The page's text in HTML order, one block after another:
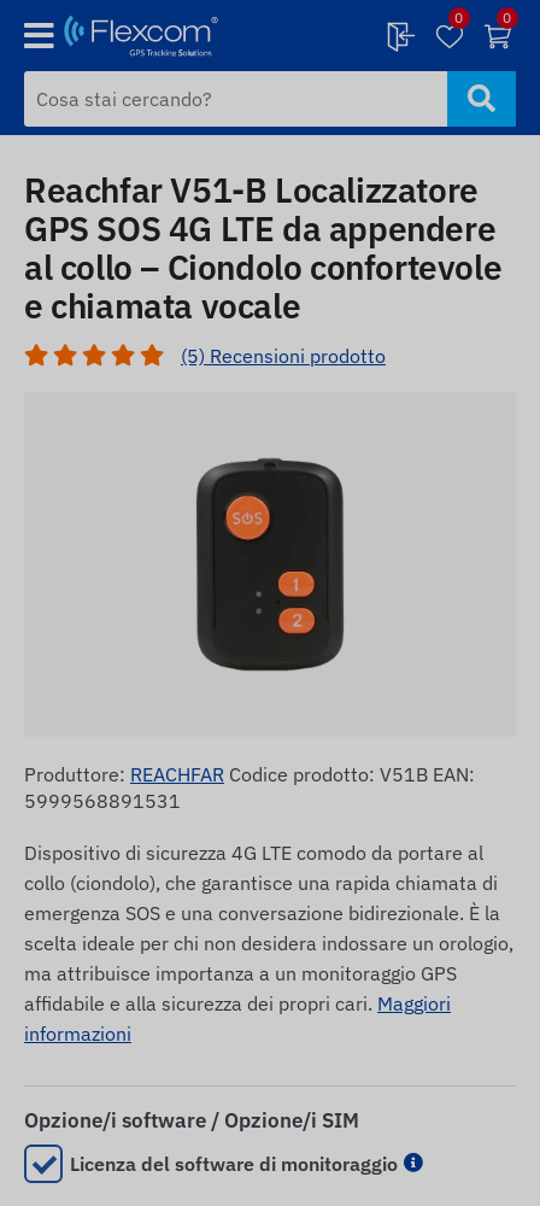
0 0
Reachfar V51-B Localizzatore
GPS SOS 4G LTE da appendere
al collo – Ciondolo confortevole
e chiamata vocale
(5) Recensioni prodotto
Produttore: REACHFAR Codice prodotto: V51B EAN:
5999568891531
Dispositivo di sicurezza 4G LTE comodo da portare al
collo (ciondolo), che garantisce una rapida chiamata di
emergenza SOS e una conversazione bidirezionale. È la
scelta ideale per chi non desidera indossare un orologio,
ma attribuisce importanza a un monitoraggio GPS
affidabile e alla sicurezza dei propri cari. Maggiori
informazioni
Opzione/i software / Opzione/i SIM
Licenza del software di monitoraggio